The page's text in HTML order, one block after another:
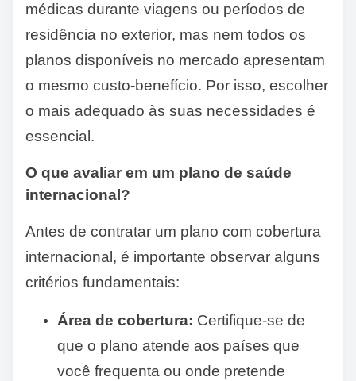
médicas durante viagens ou períodos de
residência no exterior, mas nem todos os
planos disponíveis no mercado apresentam
o mesmo custo-benefício. Por isso, escolher
o mais adequado às suas necessidades é
essencial.
O que avaliar em um plano de saúde
internacional?
Antes de contratar um plano com cobertura
internacional, é importante observar alguns
critérios fundamentais:
Área de cobertura: Certifique-se de
que o plano atende aos países que
você frequenta ou onde pretende